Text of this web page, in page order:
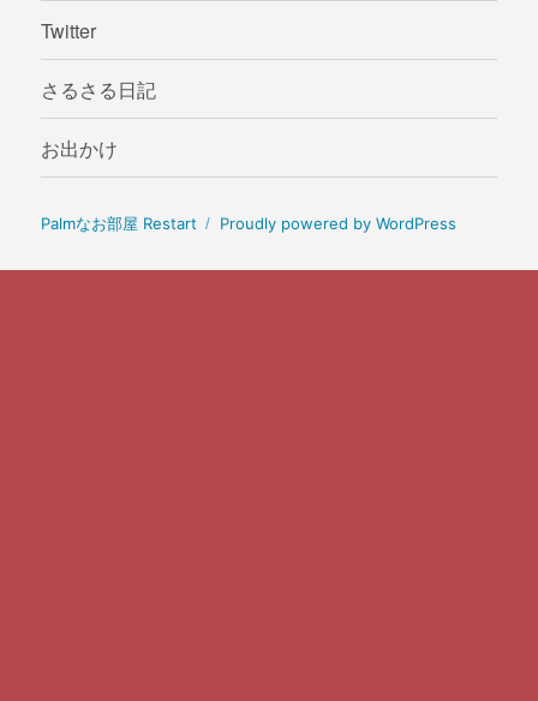
Twitter
さるさる日記
お出かけ
Palmなお部屋 Restart Proudly powered by WordPress